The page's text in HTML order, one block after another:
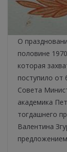
О
половине
которая
поступило от
Совета
академика
тогдашнего
Валентина